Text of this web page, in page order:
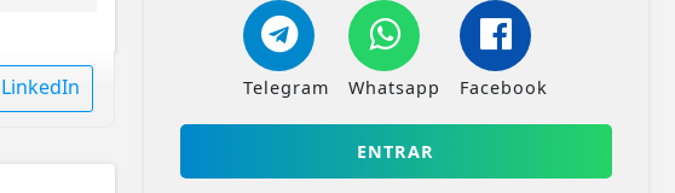
LinkedIn Telegram Whatsapp Facebook
ENTRAR